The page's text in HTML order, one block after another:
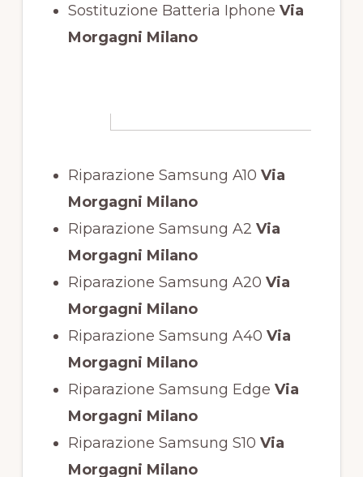
Sostituzione Batteria Iphone Via
Morgagni Milano
Riparazione Samsung A10 Via
Morgagni Milano
Riparazione Samsung A2 Via
Morgagni Milano
Riparazione Samsung A20 Via
Morgagni Milano
Riparazione Samsung A40 Via
Morgagni Milano
Riparazione Samsung Edge Via
Morgagni Milano
Riparazione Samsung S10 Via
Morgagni Milano